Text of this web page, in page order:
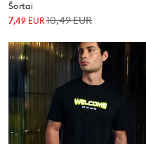
Šortai
7,49 EUR 10,49EUR